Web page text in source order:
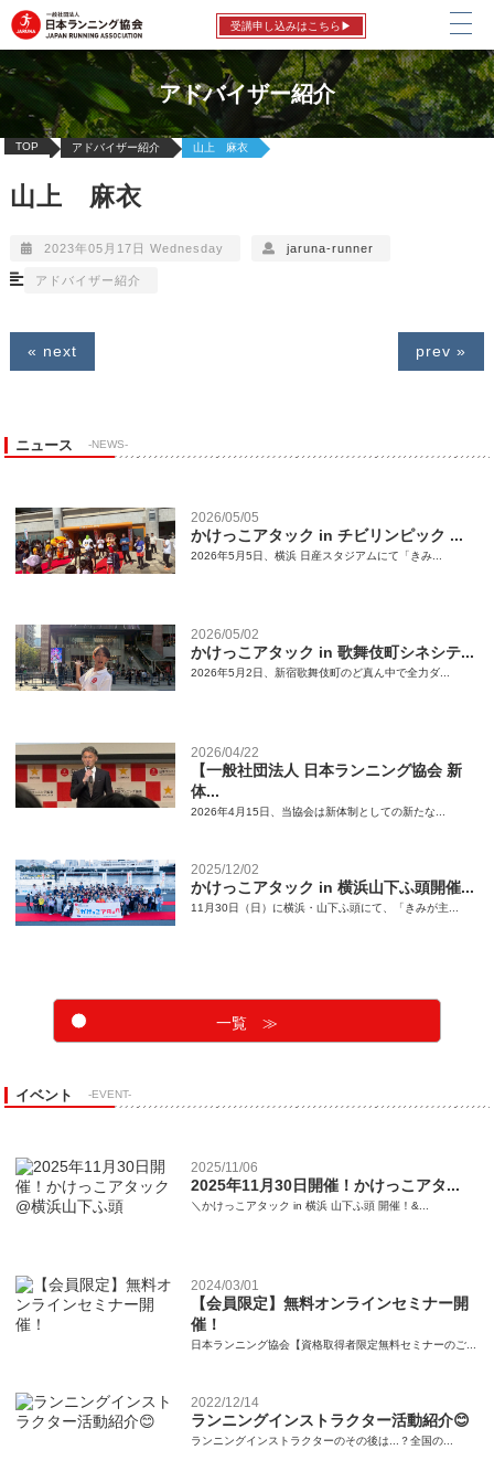
受講申し込みはこちら▶
アドバイザー紹介
TOP アドバイザー紹介 山上 麻衣
山上 麻衣
2023年05月17日 Wednesday jaruna-runner
アドバイザー紹介
« next prev »
ニュース -NEWS-
2026/05/05
かけっこアタック in チビリンピック ...
2026年5月5日、横浜 日産スタジアムにて「きみ...
2026/05/02
かけっこアタック in 歌舞伎町シネシテ...
2026年5月2日、新宿歌舞伎町のど真ん中で全力ダ...
2026/04/22
【一般社団法人 日本ランニング協会 新
体...
2026年4月15日、当協会は新体制としての新たな...
2025/12/02
かけっこアタック in 横浜山下ふ頭開催...
11月30日（日）に横浜・山下ふ頭にて、「きみが主...
一覧 ≫
イベント -EVENT-
2025/11/06
2025年11月30日開催！かけっこアタ...
＼かけっこアタック in 横浜 山下ふ頭 開催！&...
2024/03/01
【会員限定】無料オンラインセミナー開
催！
日本ランニング協会【資格取得者限定無料セミナーのご...
2022/12/14
ランニングインストラクター活動紹介😊
ランニングインストラクターのその後は...？全国の...